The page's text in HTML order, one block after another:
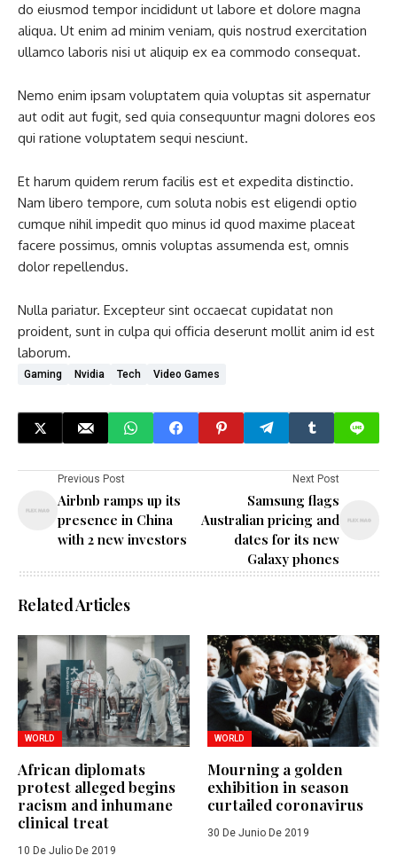
do eiusmod tempor incididunt ut labore et dolore magna
aliqua. Ut enim ad minim veniam, quis nostrud exercitation
ullamco laboris nisi ut aliquip ex ea commodo consequat.
Nemo enim ipsam voluptatem quia voluptas sit aspernatur
aut odit aut fugit, sed quia consequuntur magni dolores eos
qui ratione voluptatem sequi nesciunt.
Et harum quidem rerum facilis est et expedita distinctio.
Nam libero tempore, cum soluta nobis est eligendi optio
cumque nihil impedit quo minus id quod maxime placeat
facere possimus, omnis voluptas assumenda est, omnis
dolor repellendus.
Nulla pariatur. Excepteur sint occaecat cupidatat non
proident, sunt in culpa qui officia deserunt mollit anim id est
laborum.
Gaming Nvidia Tech Video Games
Previous Post
Airbnb ramps up its
presence in China
with 2 new investors
Next Post
Samsung flags
Australian pricing and
dates for its new
Galaxy phones
Related Articles
WORLD
African diplomats
protest alleged begins
racism and inhumane
clinical treat
10 De Julio De 2019
WORLD
Mourning a golden
exhibition in season
curtailed coronavirus
30 De Junio De 2019